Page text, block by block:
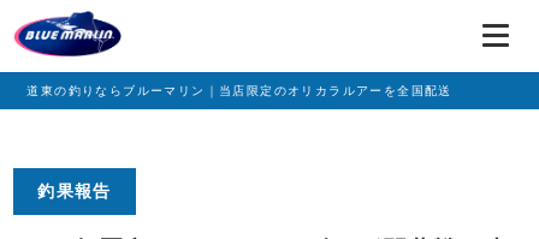
道東の釣りならブルーマリン｜当店限定のオリカラルアーを全国配送
釣果報告